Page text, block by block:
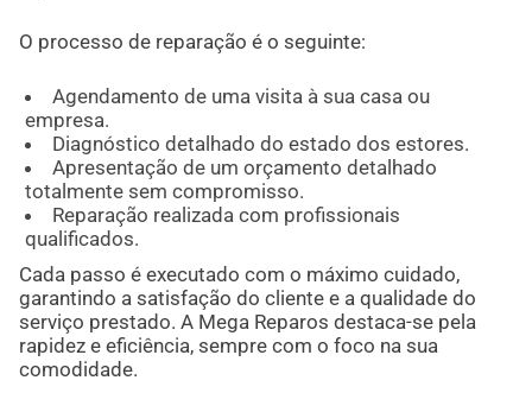
O processo de reparação é o seguinte:
Agendamento de uma visita à sua casa ou
empresa.
Diagnóstico detalhado do estado dos estores.
Apresentação de um orçamento detalhado
totalmente sem compromisso.
Reparação realizada com profissionais
qualificados.
Cada passo é executado com o máximo cuidado,
garantindo a satisfação do cliente e a qualidade do
serviço prestado. A Mega Reparos destaca-se pela
rapidez e eficiência, sempre com o foco na sua
comodidade.